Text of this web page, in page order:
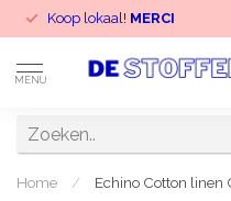
Koop lokaal! MERCI
MENU
Home / Echino Cotton linen